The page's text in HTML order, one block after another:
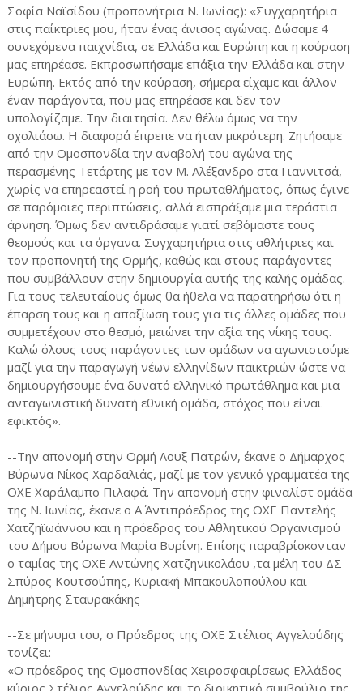
Σοφία Ναϊσίδου (προπονήτρια Ν. Ιωνίας): «Συγχαρητήρια
στις παίκτριες μου, ήταν ένας άνισος αγώνας. Δώσαμε 4
συνεχόμενα παιχνίδια, σε Ελλάδα και Ευρώπη και η κούραση
μας επηρέασε. Εκπροσωπήσαμε επάξια την Ελλάδα και στην
Ευρώπη. Εκτός από την κούραση, σήμερα είχαμε και άλλον
έναν παράγοντα, που μας επηρέασε και δεν τον
υπολογίζαμε. Την διαιτησία. Δεν θέλω όμως να την
σχολιάσω. Η διαφορά έπρεπε να ήταν μικρότερη. Ζητήσαμε
από την Ομοσπονδία την αναβολή του αγώνα της
περασμένης Τετάρτης με τον Μ. Αλέξανδρο στα Γιαννιτσά,
χωρίς να επηρεαστεί η ροή του πρωταθλήματος, όπως έγινε
σε παρόμοιες περιπτώσεις, αλλά εισπράξαμε μια τεράστια
άρνηση. Όμως δεν αντιδράσαμε γιατί σεβόμαστε τους
θεσμούς και τα όργανα. Συγχαρητήρια στις αθλήτριες και
τον προπονητή της Ορμής, καθώς και στους παράγοντες
που συμβάλλουν στην δημιουργία αυτής της καλής ομάδας.
Για τους τελευταίους όμως θα ήθελα να παρατηρήσω ότι η
έπαρση τους και η απαξίωση τους για τις άλλες ομάδες που
συμμετέχουν στο θεσμό, μειώνει την αξία της νίκης τους.
Καλώ όλους τους παράγοντες των ομάδων να αγωνιστούμε
μαζί για την παραγωγή νέων ελληνίδων παικτριών ώστε να
δημιουργήσουμε ένα δυνατό ελληνικό πρωτάθλημα και μια
ανταγωνιστική δυνατή εθνική ομάδα, στόχος που είναι
εφικτός».
--Την απονομή στην Ορμή Λουξ Πατρών, έκανε ο Δήμαρχος
Βύρωνα Νίκος Χαρδαλιάς, μαζί με τον γενικό γραμματέα της
ΟΧΕ Χαράλαμπο Πιλαφά. Την απονομή στην φιναλίστ ομάδα
της Ν. Ιωνίας, έκανε ο Α΄ Αντιπρόεδρος της ΟΧΕ Παντελής
Χατζηϊωάννου και η πρόεδρος του Αθλητικού Οργανισμού
του Δήμου Βύρωνα Μαρία Βυρίνη. Επίσης παραβρίσκονταν
ο ταμίας της ΟΧΕ Αντώνης Χατζηνικολάου ,τα μέλη του ΔΣ
Σπύρος Κουτσούπης, Κυριακή Μπακουλοπούλου και
Δημήτρης Σταυρακάκης
--Σε μήνυμα του, ο Πρόεδρος της ΟΧΕ Στέλιος Αγγελούδης
τονίζει:
«Ο πρόεδρος της Ομοσπονδίας Χειροσφαιρίσεως Ελλάδος
κύριος Στέλιος Αγγελούδης και το διοικητικό συμβούλιο της